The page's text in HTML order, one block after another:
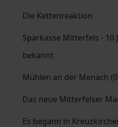
Die Kettenreaktion
Sparkasse Mitterfels - 10
bekannt
Mühlen an der Menach
Das neue Mitterfelser
Es begann in